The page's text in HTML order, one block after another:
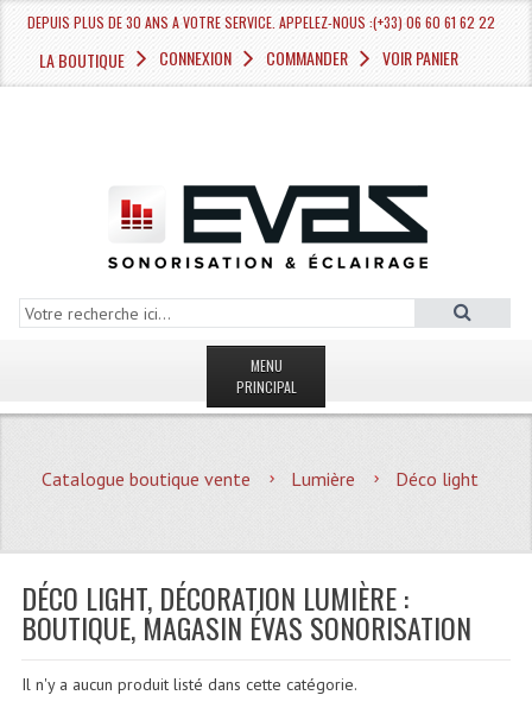
DEPUIS PLUS DE 30 ANS A VOTRE SERVICE. APPELEZ-NOUS :(+33) 06 60 61 62 22
LA BOUTIQUE CONNEXION COMMANDER VOIR PANIER
MENU
PRINCIPAL
MAGASIN
Plan Acces, Horaires.
Location De Matériel
Catalogue boutique vente Lumière Déco light
DÉCO LIGHT, DÉCORATION LUMIÈRE :
BOUTIQUE, MAGASIN ÉVAS SONORISATION
Il n'y a aucun produit listé dans cette catégorie.